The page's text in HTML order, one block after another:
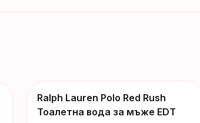
-28€
Ralph Lauren Polo Red Rush
Тоалетна вода за мъже EDT